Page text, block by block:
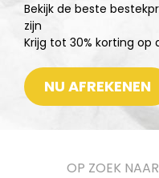
Bekijk de beste
zijn
Krijg tot 30% korting op
NU AFREKENEN
OP ZOEK